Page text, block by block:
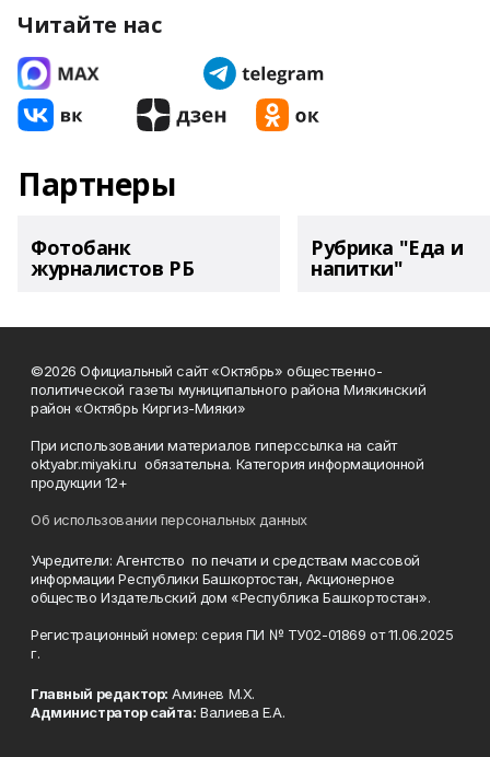
Читайте нас
Партнеры
Фотобанк
журналистов РБ
Рубрика "Еда и
напитки"
©2026 Официальный сайт «Октябрь» общественно-
политической газеты муниципального района Миякинский
район «Октябрь Киргиз-Мияки»
При использовании материалов гиперссылка на сайт
oktyabr.miyaki.ru обязательна. Категория информационной
продукции 12+
Об использовании персональных данных
Учредители: Агентство по печати и средствам массовой
информации Республики Башкортостан, Акционерное
общество Издательский дом «Республика Башкортостан».
Регистрационный номер: серия ПИ № ТУ02-01869 от 11.06.2025
г.
Главный редактор: Аминев М.Х.
Администратор сайта: Валиева Е.А.